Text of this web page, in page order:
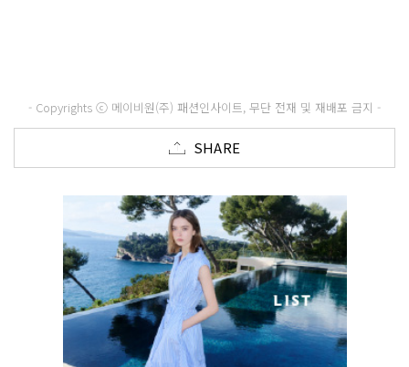
- Copyrights ⓒ 메이비원(주) 패션인사이트, 무단 전재 및 재배포 금지 -
SHARE